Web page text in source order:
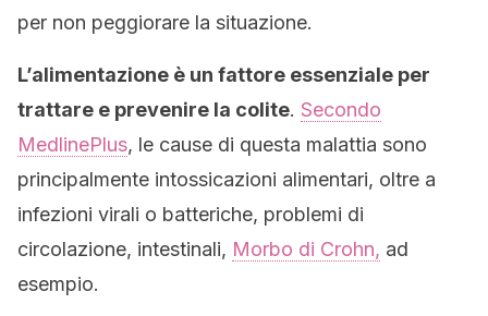
per non peggiorare la situazione.
L’alimentazione è un fattore essenziale per
trattare e prevenire la colite. Secondo
MedlinePlus, le cause di questa malattia sono
principalmente intossicazioni alimentari, oltre a
infezioni virali o batteriche, problemi di
circolazione, intestinali, Morbo di Crohn, ad
esempio.